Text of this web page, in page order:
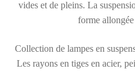
vides et de pleins. La
forme
Collection de lampes en
Les rayons en tiges en acier,